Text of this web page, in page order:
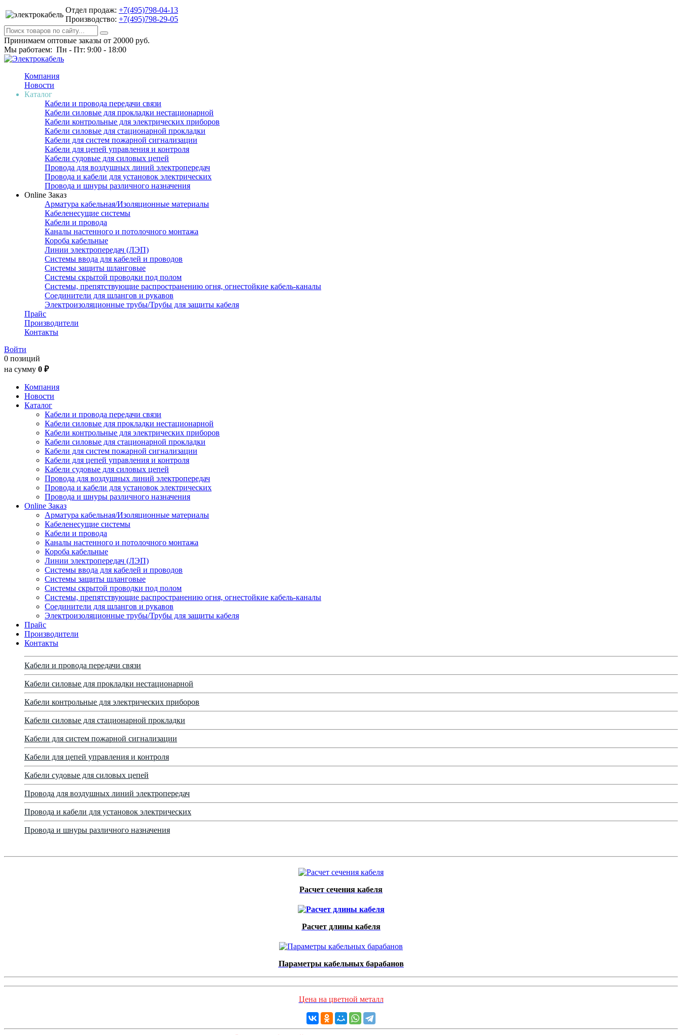
Отдел продаж: +7(495)798-04-13
Производство: +7(495)798-29-05
Принимаем оптовые заказы от 20000 руб.
Мы работаем: Пн - Пт: 9:00 - 18:00
Компания
Новости
Каталог
Кабели и провода передачи связи
Кабели силовые для прокладки нестационарной
Кабели контрольные для электрических приборов
Кабели силовые для стационарной прокладки
Кабели для систем пожарной сигнализации
Кабели для цепей управления и контроля
Кабели судовые для силовых цепей
Провода для воздушных линий электропередач
Провода и кабели для установок электрических
Провода и шнуры различного назначения
Online Заказ
Арматура кабельная/Изоляционные материалы
Кабеленесущие системы
Кабели и провода
Каналы настенного и потолочного монтажа
Короба кабельные
Линии электропередач (ЛЭП)
Системы ввода для кабелей и проводов
Системы защиты шланговые
Системы скрытой проводки под полом
Системы, препятствующие распространению огня, огнестойкие кабель-каналы
Соединители для шлангов и рукавов
Электроизоляционные трубы/Трубы для защиты кабеля
Прайс
Производители
Контакты
Войти
0 позиций
на сумму 0 ₽
Компания
Новости
Каталог
Кабели и провода передачи связи
Кабели силовые для прокладки нестационарной
Кабели контрольные для электрических приборов
Кабели силовые для стационарной прокладки
Кабели для систем пожарной сигнализации
Кабели для цепей управления и контроля
Кабели судовые для силовых цепей
Провода для воздушных линий электропередач
Провода и кабели для установок электрических
Провода и шнуры различного назначения
Online Заказ
Арматура кабельная/Изоляционные материалы
Кабеленесущие системы
Кабели и провода
Каналы настенного и потолочного монтажа
Короба кабельные
Линии электропередач (ЛЭП)
Системы ввода для кабелей и проводов
Системы защиты шланговые
Системы скрытой проводки под полом
Системы, препятствующие распространению огня, огнестойкие кабель-каналы
Соединители для шлангов и рукавов
Электроизоляционные трубы/Трубы для защиты кабеля
Прайс
Производители
Контакты
Кабели и провода передачи связи
Кабели силовые для прокладки нестационарной
Кабели контрольные для электрических приборов
Кабели силовые для стационарной прокладки
Кабели для систем пожарной сигнализации
Кабели для цепей управления и контроля
Кабели судовые для силовых цепей
Провода для воздушных линий электропередач
Провода и кабели для установок электрических
Провода и шнуры различного назначения
Расчет сечения кабеля
Расчет длины кабеля
Параметры кабельных барабанов
Цена на цветной металл